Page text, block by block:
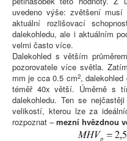
uvedeno výše: zvětšení musí
aktuální rozlišovací
dalekohledu, ale i aktuálním
velmi často více.
Dalekohled s větším
pozorovatele více světla.
mm je cca 0.5 cm2, dalekohled
téměř 40x větší. Úměrně s
dalekohledu. Ten se
velikostí, kterou lze za
rozpoznat –mezní hvězdnou